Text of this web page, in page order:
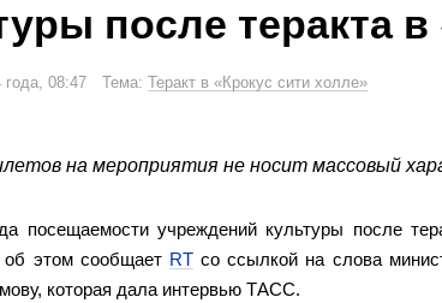
после теракта в
года, 08:47 Тема: Теракт в «Крокус сити холле»
на мероприятия не носит массовый
посещаемости учреждений культуры после
об этом сообщает RTсо ссылкой на слова
которая дала интервью ТАСС.